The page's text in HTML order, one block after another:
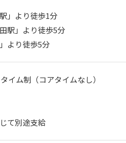
」より徒歩1分
駅」より徒歩5分
より徒歩5分
イム制（コアタイムなし）
て別途支給